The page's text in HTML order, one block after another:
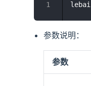
lebai
参数说明：
参数